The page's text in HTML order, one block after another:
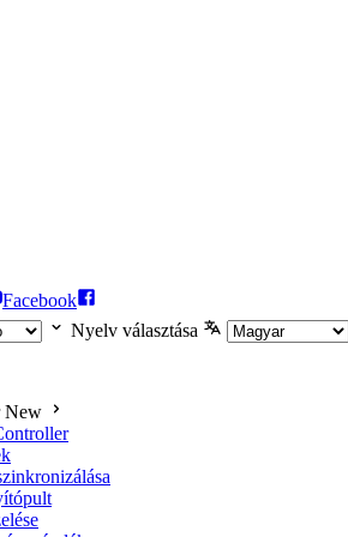
Facebook
Nyelv választása
New